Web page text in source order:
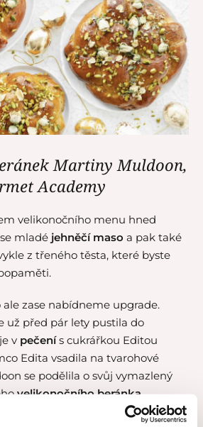
Martiny Muldoon,
Academy
velikonočního menu hned
mladé jehněčí maso a pak také
z třeného těsta, které byste
zase nabídneme upgrade.
už před pár lety pustila do
v pečenís cukrářkou Editou
Edita vsadila na tvarohové
se podělila o svůj vymazlený
velikonočního beránka.